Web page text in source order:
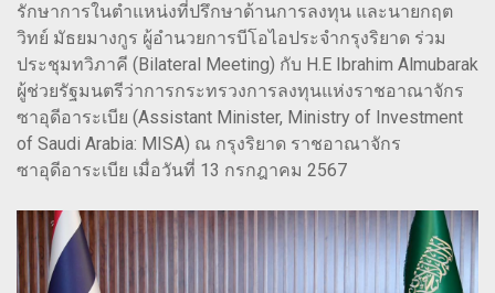
รักษาการในตำแหน่งที่ปรึกษาด้านการลงทุน และนายกฤต
วิทย์ มัธยมางกูร ผู้อำนวยการบีโอไอประจำกรุงริยาด ร่วม
ประชุมทวิภาคี (Bilateral Meeting) กับ H.E Ibrahim Almubarak
ผู้ช่วยรัฐมนตรีว่าการกระทรวงการลงทุนแห่งราชอาณาจักร
ซาอุดีอาระเบีย (Assistant Minister, Ministry of Investment
of Saudi Arabia: MISA) ณ กรุงริยาด ราชอาณาจักร
ซาอุดีอาระเบีย เมื่อวันที่ 13 กรกฎาคม 2567